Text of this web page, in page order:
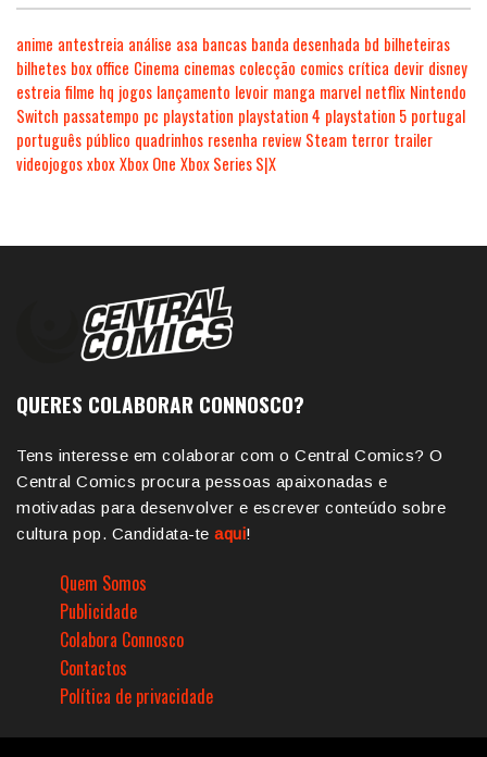
anime antestreia análise asa bancas banda desenhada bd bilheteiras
bilhetes box office Cinema cinemas colecção comics crítica devir disney
estreia filme hq jogos lançamento levoir manga marvel netflix Nintendo
Switch passatempo pc playstation playstation 4 playstation 5 portugal
português público quadrinhos resenha review Steam terror trailer
videojogosxboxXbox One Xbox Series S|X
QUERES COLABORAR CONNOSCO?
Tens interesse em colaborar com o Central Comics? O
Central Comics procura pessoas apaixonadas e
motivadas para desenvolver e escrever conteúdo sobre
cultura pop. Candidata-te aqui!
Quem Somos
Publicidade
Colabora Connosco
Contactos
Política de privacidade